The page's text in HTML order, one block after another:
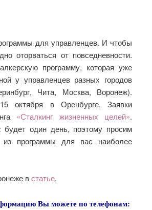
для управленцев. И чтобы
оторваться от повседневности.
программу, которая уже
у управленцев разных городов
Чита, Москва, Воронеж).
октября в Оренбурге. Заявки
«Сталкинг жизненных целей».
один день, поэтому просим
из программы для вас наиболее
встатье.
Вы можете по телефонам: